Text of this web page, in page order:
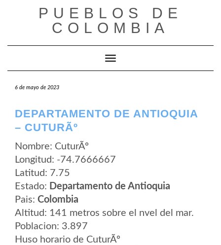
PUEBLOS DE
COLOMBIA
Cambiar modo de navegación
6 de mayo de 2023
DEPARTAMENTO DE ANTIOQUIA
– CUTURÃº
Nombre: CuturÃº
Longitud: -74.7666667
Latitud: 7.75
Estado: Departamento de Antioquia
Pais: Colombia
Altitud: 141 metros sobre el nvel del mar.
Poblacion: 3.897
Huso horario de CuturÃº